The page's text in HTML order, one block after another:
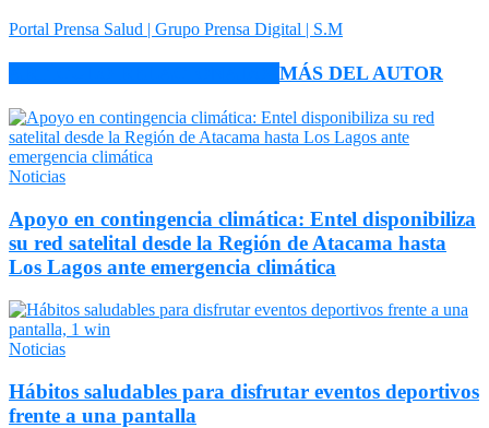
Portal Prensa Salud | Grupo Prensa Digital | S.M
MÁS DEL AUTOR
Noticias
Apoyo en contingencia climática: Entel disponibiliza
su red satelital desde la Región de Atacama hasta
Los Lagos ante emergencia climática
Noticias
Hábitos saludables para disfrutar eventos deportivos
frente a una pantalla